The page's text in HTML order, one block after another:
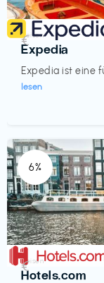
Reisen
Expedia
Expedia ist eine
lesen
€‎
6%
Reisen
Hotels.com
€‎